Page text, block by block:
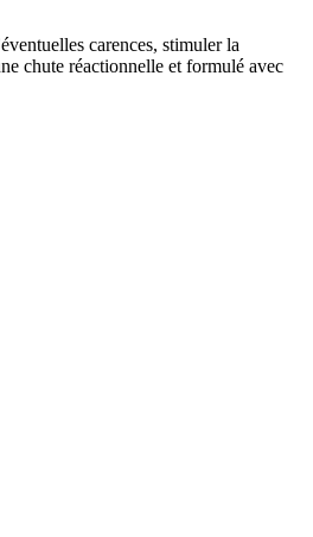
carences, stimuler la
chute réactionnelle et formulé avec